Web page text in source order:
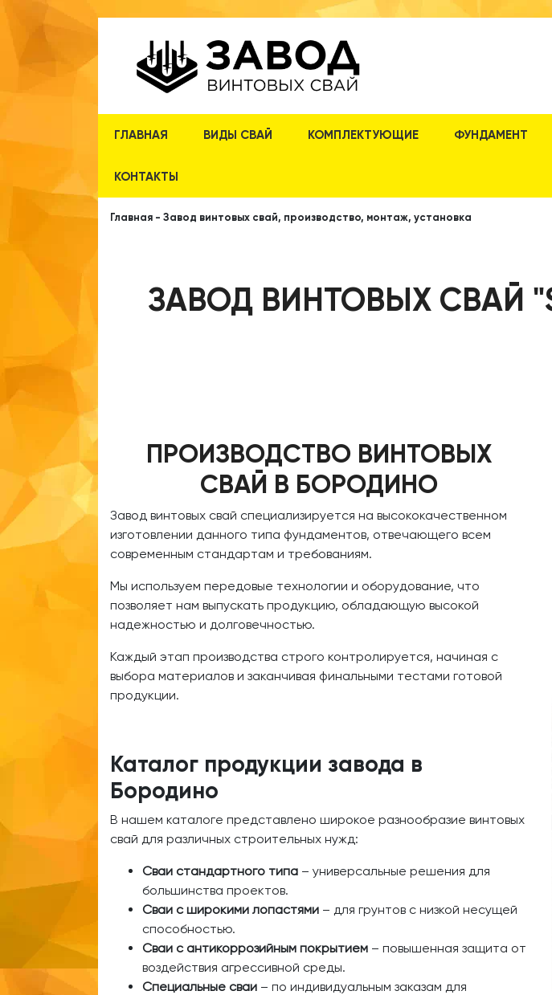
ГЛАВНАЯ ВИДЫ СВАЙ КОМПЛЕКТУЮЩИЕ ФУНДАМЕНТ
КОНТАКТЫ
Главная - Завод винтовых свай, производство, монтаж, установка
ЗАВОД ВИНТОВЫХ СВАЙ
ПРОИЗВОДСТВО ВИНТОВЫХ
СВАЙ В БОРОДИНО
Завод винтовых свай специализируется на высококачественном
изготовлении данного типа фундаментов, отвечающего всем
современным стандартам и требованиям.
Мы используем передовые технологии и оборудование, что
позволяет нам выпускать продукцию, обладающую высокой
надежностью и долговечностью.
Каждый этап производства строго контролируется, начиная с
выбора материалов и заканчивая финальными тестами готовой
продукции.
Каталог продукции завода в
Бородино
В нашем каталоге представлено широкое разнообразие винтовых
свай для различных строительных нужд:
Сваи стандартного типа – универсальные решения для
большинства проектов.
Сваи с широкими лопастями – для грунтов с низкой несущей
способностью.
Сваи с антикоррозийным покрытием – повышенная защита от
воздействия агрессивной среды.
Специальные сваи – по индивидуальным заказам для